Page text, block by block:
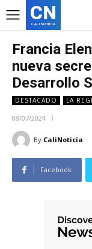
CN
CALI NOTICIA
Francia
nueva
Desarrollo
DESTACADO LA
08/07/2024
By CaliNoticia
Facebook